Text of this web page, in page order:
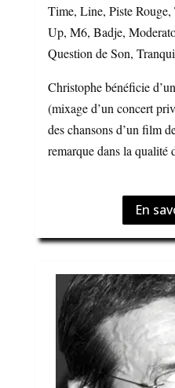
Time, Line, Piste
Up, M6, Badje,
Question de Son,
Christophe bénéficie
(mixage d’un concert
des chansons d’un film
remarque dans la qualité
En